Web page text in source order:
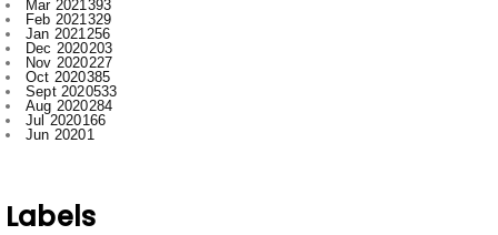
Oct 2020385
Sept 2020533
Aug 2020284
Jul 2020166
Jun 20201
Ambagarh
Ambagarh Chauki